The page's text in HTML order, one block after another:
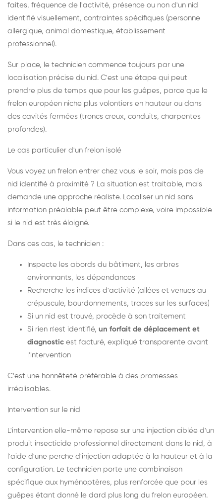
faites, fréquence de l'activité, présence ou non d'un nid
identifié visuellement, contraintes spécifiques (personne
allergique, animal domestique, établissement
professionnel).
Sur place, le technicien commence toujours par une
localisation précise du nid. C'est une étape qui peut
prendre plus de temps que pour les guêpes, parce que le
frelon européen niche plus volontiers en hauteur ou dans
des cavités fermées (troncs creux, conduits, charpentes
profondes).
Le cas particulier d'un frelon isolé
Vous voyez un frelon entrer chez vous le soir, mais pas de
nid identifié à proximité ? La situation est traitable, mais
demande une approche réaliste. Localiser un nid sans
information préalable peut être complexe, voire impossible
si le nid est très éloigné.
Dans ces cas, le technicien :
Inspecte les abords du bâtiment, les arbres
environnants, les dépendances
Recherche les indices d'activité (allées et venues au
crépuscule, bourdonnements, traces sur les surfaces)
Si un nid est trouvé, procède à son traitement
Si rien n'est identifié, un forfait de déplacement et
diagnostic est facturé, expliqué transparente avant
l'intervention
C'est une honnêteté préférable à des promesses
irréalisables.
Intervention sur le nid
L'intervention elle-même repose sur une injection ciblée d'un
produit insecticide professionnel directement dans le nid, à
l'aide d'une perche d'injection adaptée à la hauteur et à la
configuration. Le technicien porte une combinaison
spécifique aux hyménoptères, plus renforcée que pour les
guêpes étant donné le dard plus long du frelon européen.